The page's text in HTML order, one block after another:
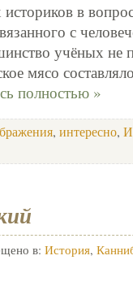
в
с
учёных не
мясо
полностью »
, интересно,
в: История,